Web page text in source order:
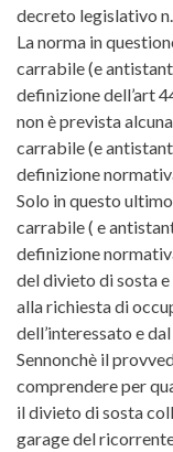
decreto legislativo
La norma in
carrabile (e
definizione dell’art
non è prevista
carrabile (e
definizione
Solo in questo
carrabile ( e
definizione
del divieto di sosta
alla richiesta di
dell’interessato e
Sennonchè il
comprendere per
il divieto di sosta
garage del